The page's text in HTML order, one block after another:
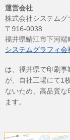
運営会社
株式会社システムグ
〒916-0038
福井県鯖江市下河端
システムグラフィ
は、福井県で印刷事
が、自社工場にて1
ないため、高品質
ます。